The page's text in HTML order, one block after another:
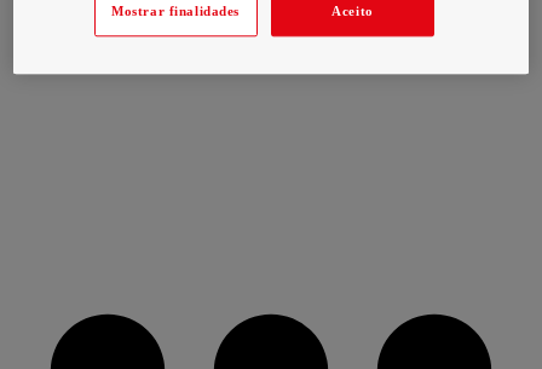
Mostrar finalidades Aceito